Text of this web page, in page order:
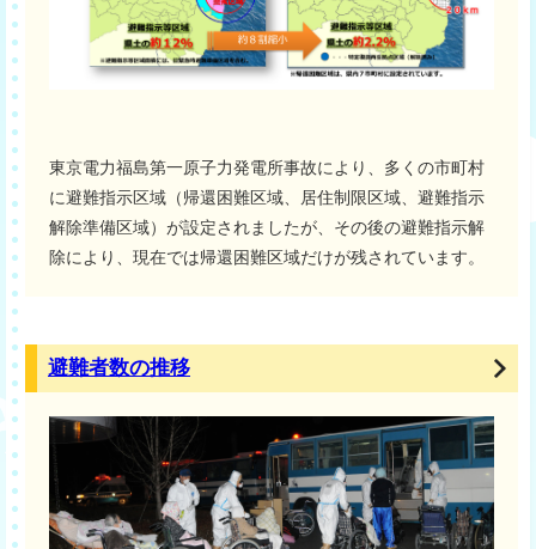
東京電力福島第一原子力発電所事故により、多くの市町村
に避難指示区域（帰還困難区域、居住制限区域、避難指示
解除準備区域）が設定されましたが、その後の避難指示解
除により、現在では帰還困難区域だけが残されています。
避難者数の推移